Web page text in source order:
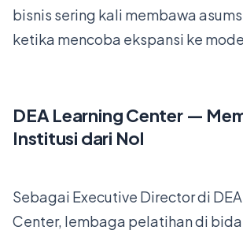
bisnis sering kali membawa
ketika mencoba ekspansi ke
DEA Learning Center —
Institusi dari Nol
Sebagai Executive Director di
Center, lembaga pelatihan di